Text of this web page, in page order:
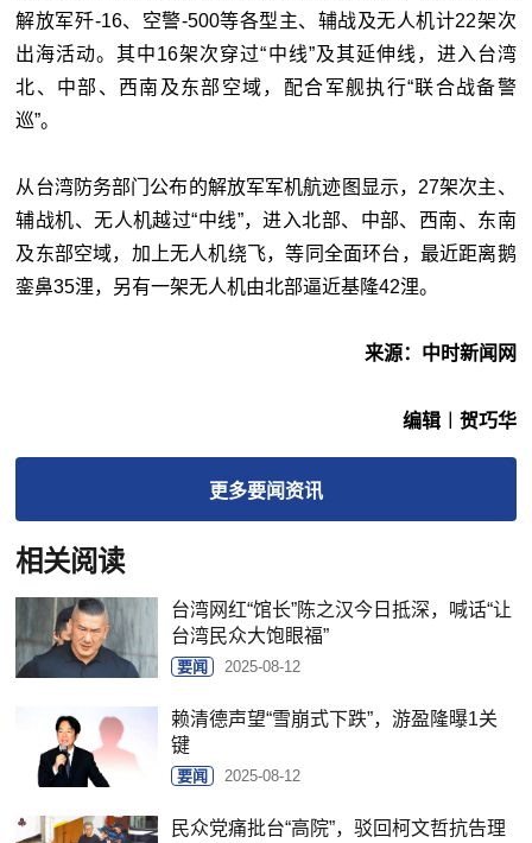
解放军歼-16、空警-500等各型主、辅战及无人机计22架次
出海活动。其中16架次穿过“中线”及其延伸线，进入台湾
北、中部、西南及东部空域，配合军舰执行“联合战备警
巡”。
从台湾防务部门公布的解放军军机航迹图显示，27架次主、
辅战机、无人机越过“中线”，进入北部、中部、西南、东南
及东部空域，加上无人机绕飞，等同全面环台，最近距离鹅
銮鼻35浬，另有一架无人机由北部逼近基隆42浬。
来源：中时新闻网
编辑︱贺巧华
更多要闻资讯
相关阅读
台湾网红“馆长”陈之汉今日抵深，喊话“让
台湾民众大饱眼福”
要闻 2025-08-12
赖清德声望“雪崩式下跌”，游盈隆曝1关
键
要闻 2025-08-12
民众党痛批台“高院”，驳回柯文哲抗告理